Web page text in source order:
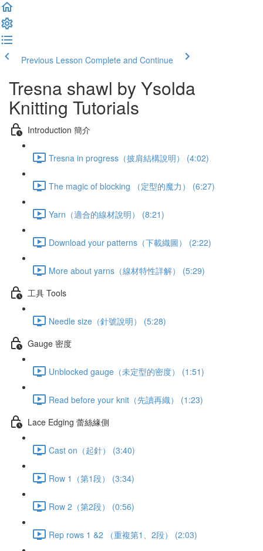
Previous Lesson Complete and Continue
Tresna shawl by Ysolda
Knitting Tutorials
Introduction 簡介
Tresna in progress（披肩結構說明） (4:02)
The magic of blocking （定型的魔力） (6:27)
Yarn（適合的線材說明） (8:21)
Download your patterns（下載織圖） (2:22)
More about yarns（線材特性詳解） (5:29)
工具 Tools
Needle size（針號說明） (5:28)
Gauge 密度
Unblocked gauge（未定型的密度） (1:51)
Read before your knit（先讀再織） (1:23)
Lace Edging 蕾絲緣側
Cast on（起針） (3:40)
Row 1（第1段） (3:34)
Row 2（第2段） (0:56)
Rep rows 1 &2 （重複第1、2段） (2:03)